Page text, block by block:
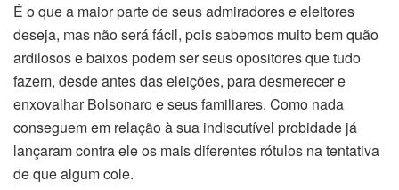
É o que a maior parte de seus admiradores e eleitores
deseja, mas não será fácil, pois sabemos muito bem quão
ardilosos e baixos podem ser seus opositores que tudo
fazem, desde antes das eleições, para desmerecer e
enxovalhar Bolsonaro e seus familiares. Como nada
conseguem em relação à sua indiscutível probidade já
lançaram contra ele os mais diferentes rótulos na tentativa
de que algum cole.